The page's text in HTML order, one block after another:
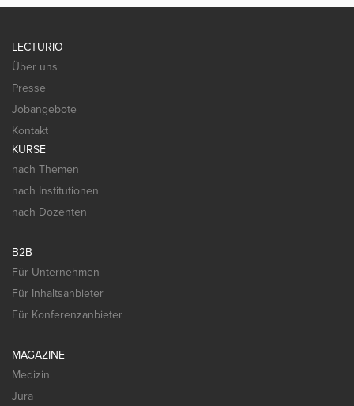
LECTURIO
Über uns
Presse
Jobangebote
Kontakt
KURSE
nach Themen
nach Institutionen
nach Dozenten
B2B
Für Unternehmen
Für Inhaltsanbieter
Für Konferenzanbieter
MAGAZINE
Medizin
Jura